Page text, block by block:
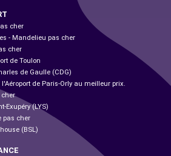
cher
- Mandelieu pas cher
cher
de Toulon
de Gaulle (CDG)
de Paris-Orly au meilleur prix.
cher
Exupéry (LYS)
pas cher
(BSL)